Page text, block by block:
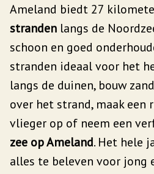
Ameland biedt 27
stranden langs de
schoon en goed
stranden ideaal voor het
langs de duinen, bouw
over het strand, maak een
vlieger op of neem een
zee op Ameland. Het hele
alles te beleven voor jong